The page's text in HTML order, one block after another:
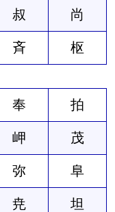
叔 尚
斉 枢
奉 拍
岬 茂
弥 阜
尭 坦